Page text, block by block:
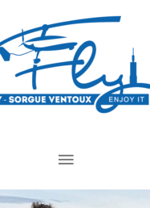
Menu
principal